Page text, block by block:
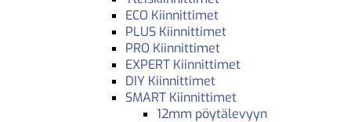
ECO Kiinnittimet
PLUS Kiinnittimet
PRO Kiinnittimet
EXPERT Kiinnittimet
DIY Kiinnittimet
SMART Kiinnittimet
12mm pöytälevyyn